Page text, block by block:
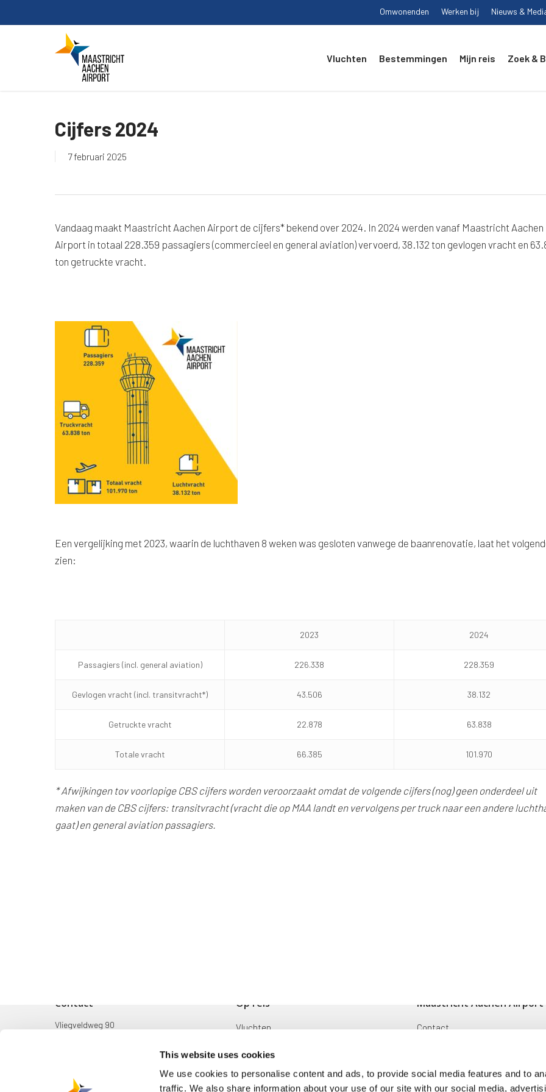
This website uses cookies
We use cookies to personalise content and ads, to provide social media features and to
traffic. We also share information about your use of our site with our social media,
to
Omwonenden Werken bij Nieuws &
Vluchten Bestemmingen Mijn reis Zoek &
Cijfers 2024
7 februari 2025
Vandaag maakt Maastricht Aachen Airport de cijfers* bekend over 2024. In 2024 werden vanaf Maastricht Aachen
Airport in totaal 228.359 passagiers (commercieel en general aviation) vervoerd, 38.132 ton gevlogen vracht en
ton getruckte vracht.
Een vergelijking met 2023, waarin de luchthaven 8 weken was gesloten vanwege de baanrenovatie, laat het
zien:
2023 2024
Passagiers (incl. general aviation) 226.338 228.359
Gevlogen vracht (incl. transitvracht*) 43.506 38.132
Getruckte vracht 22.878 63.838
Totale vracht 66.385 101.970
* Afwijkingen tov voorlopige CBS cijfers worden veroorzaakt omdat de volgende cijfers (nog) geen onderdeel uit
maken van de CBS cijfers: transitvracht (vracht die op MAA landt en vervolgens per truck naar een andere
gaat) en general aviation passagiers.
Contact
Vliegveldweg 90
infodesk@maa.nl
Op reis
Vluchten
Bestemmingen
Mijn reis
Maastricht Aachen Airport
Contact
Voorwaarden en reglementen